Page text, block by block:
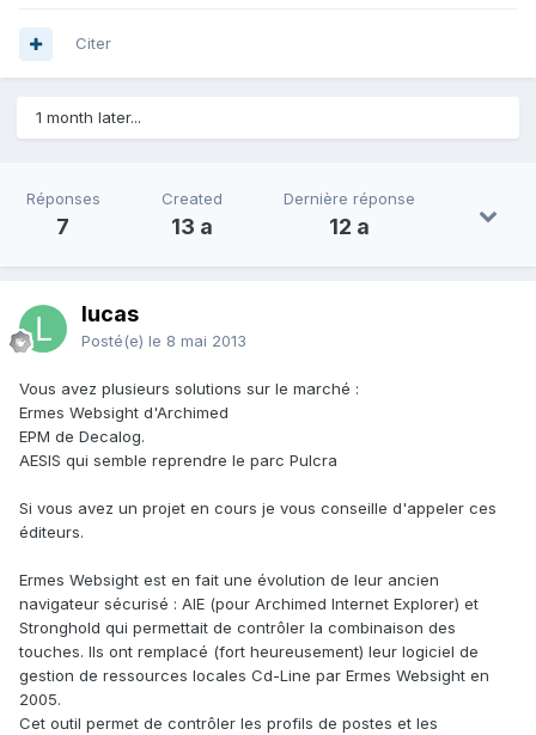
Citer
1 month later...
Réponses
7
Created
13 a
Dernière réponse
12 a
lucas
Posté(e) le 8 mai 2013
Vous avez plusieurs solutions sur le marché :
Ermes Websight d'Archimed
EPM de Decalog.
AESIS qui semble reprendre le parc Pulcra
Si vous avez un projet en cours je vous conseille d'appeler ces
éditeurs.
Ermes Websight est en fait une évolution de leur ancien
navigateur sécurisé : AIE (pour Archimed Internet Explorer) et
Stronghold qui permettait de contrôler la combinaison des
touches. Ils ont remplacé (fort heureusement) leur logiciel de
gestion de ressources locales Cd-Line par Ermes Websight en
2005.
Cet outil permet de contrôler les profils de postes et les